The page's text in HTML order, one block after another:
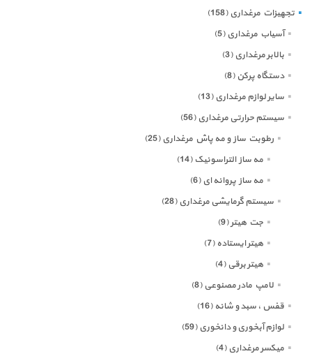
تجهیزات مرغداری (158)
آسیاب مرغداری (5)
بالابر مرغداری (3)
دستگاه پرکن (8)
سایر لوازم مرغداری (13)
سیستم حرارتی مرغداری (56)
رطوبت ساز و مه پاش مرغداری (25)
مه ساز التراسونیک (14)
مه ساز پروانه ای (6)
سیستم گرمایشی مرغداری (28)
جت هیتر(9)
هیتر ایستاده (7)
هیتر برقی (4)
لامپ مادر مصنوعی (8)
قفس ، سبد و شانه (16)
لوازم آبخوری و دانخوری (59)
میکسر مرغداری (4)